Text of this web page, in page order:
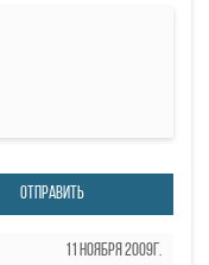
ОТПРАВИТЬ
11 Ноября 2009г.